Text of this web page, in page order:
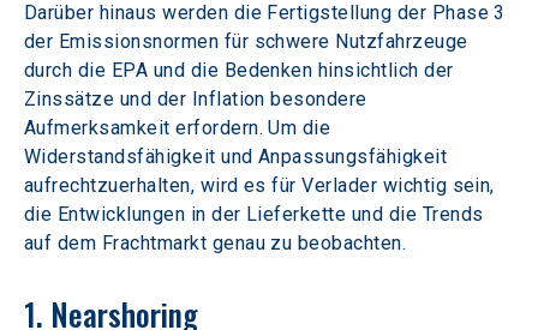
Darüber hinaus werden die Fertigstellung der Phase 3
der Emissionsnormen für schwere Nutzfahrzeuge
durch die EPA und die Bedenken hinsichtlich der
Zinssätze und der Inflation besondere
Aufmerksamkeit erfordern. Um die
Widerstandsfähigkeit und Anpassungsfähigkeit
aufrechtzuerhalten, wird es für Verlader wichtig sein,
die Entwicklungen in der Lieferkette und die Trends
auf dem Frachtmarkt genau zu beobachten.
1. Nearshoring